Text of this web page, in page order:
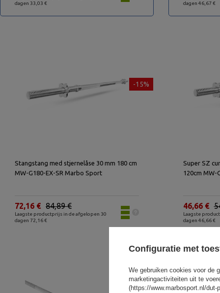
dagen 33,03 €
dagen 46,67 €
-15%
Stangstang med stjernelåse 30 mm 180 cm
MW-G180-EX-SR Marbo Sport
Laagste productprijs in de afgelopen 30
dagen 72,16 €
84,89 €
72,16 €
Super SZ
120cm MW-
Laagste
dagen 46,66 €
46,66 €
Configuratie met
We gebruiken cookies voor de
marketingactiviteiten uit te
(https://www.marbosport.nl/